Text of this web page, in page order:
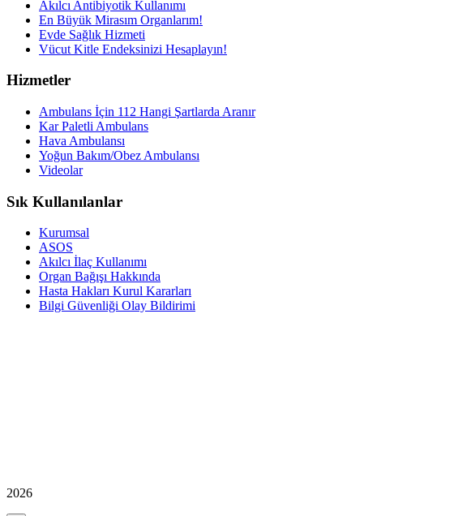
Akılcı Antibiyotik Kullanımı
En Büyük Mirasım Organlarım!
Evde Sağlık Hizmeti
Vücut Kitle Endeksinizi Hesaplayın!
Hizmetler
Ambulans İçin 112 Hangi Şartlarda Aranır
Kar Paletli Ambulans
Hava Ambulansı
Yoğun Bakım/Obez Ambulansı
Videolar
Sık Kullanılanlar
Kurumsal
ASOS
Akılcı İlaç Kullanımı
Organ Bağışı Hakkında
Hasta Hakları Kurul Kararları
Bilgi Güvenliği Olay Bildirimi
2026